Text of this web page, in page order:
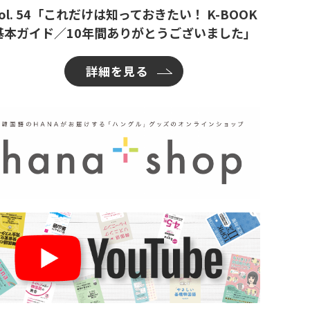
54「これだけは知っておきたい！ K-BOOK
本ガイド／10年間ありがとうございました」
詳細を見る